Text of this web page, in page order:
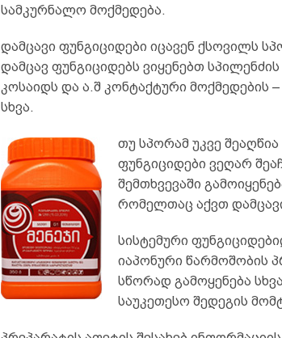
სამკურნალო მოქმედება.
დამცავი ფუნგიციდები იცავენ ქსოვილს
დამცავ ფუნგიციდებს ვიყენებთ
კოსაიდს და ა.შ კონტაქტური მოქმედების
სხვა.
თუ სპორამ უკვე
ფუნგიციდები ვეღარ
შემთხვევაში
რომელთაც აქვთ
სისტემური
იაპონური წარმოშობის
სწორად გამოყენება
საუკეთესო შედეგის